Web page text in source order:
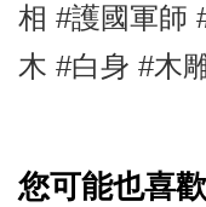
相 #護國軍師
木 #白身 #木
您可能也喜歡